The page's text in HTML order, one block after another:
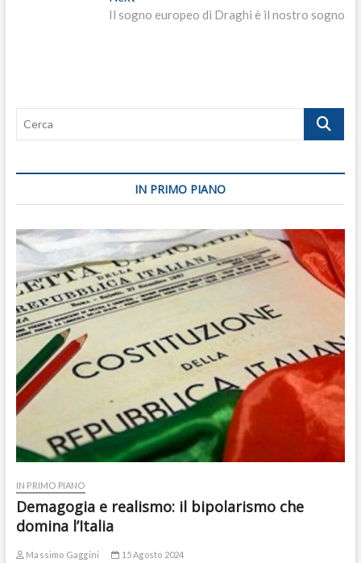
post:
Il sogno europeo di Draghi è il nostro sogno
Cerca
IN PRIMO PIANO
IN PRIMO PIANO
Demagogia e realismo: il bipolarismo che
domina l’Italia
Massimo Gaggini 15 Agosto 2024